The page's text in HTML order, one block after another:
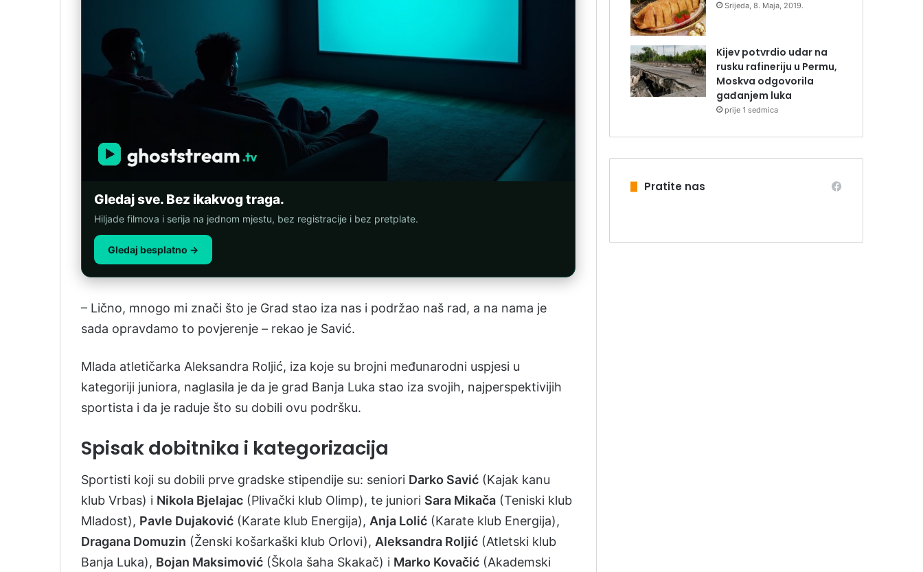
Gledaj sve. Bez ikakvog traga.
Hiljade filmova i serija na jednom mjestu, bez registracije i bez pretplate.
Gledaj besplatno →
– Lično, mnogo mi znači što je Grad stao iza nas i podržao naš rad, a na nama je
sada opravdamo to povjerenje – rekao je Savić.
Mlada atletičarka Aleksandra Roljić, iza koje su brojni međunarodni uspjesi u
kategoriji juniora, naglasila je da je grad Banja Luka stao iza svojih, najperspektivijih
sportista i da je raduje što su dobili ovu podršku.
Spisak dobitnika i kategorizacija
Sportisti koji su dobili prve gradske stipendije su: seniori Darko Savić (Kajak kanu
klub Vrbas) i Nikola Bjelajac (Plivački klub Olimp), te juniori Sara Mikača (Teniski klub
Mladost), Pavle Dujaković (Karate klub Energija), Anja Lolić (Karate klub Energija),
Dragana Domuzin (Ženski košarkaški klub Orlovi), Aleksandra Roljić (Atletski klub
Banja Luka), Bojan Maksimović (Škola šaha Skakač) i Marko Kovačić (Akademski
Srijeda, 8. Maja, 2019.
Kijev potvrdio udar na
rusku rafineriju u Permu,
Moskva odgovorila
gađanjem luka
prije 1 sedmica
Pratite nas